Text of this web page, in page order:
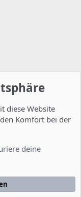
diese Website
Komfort bei der
deine